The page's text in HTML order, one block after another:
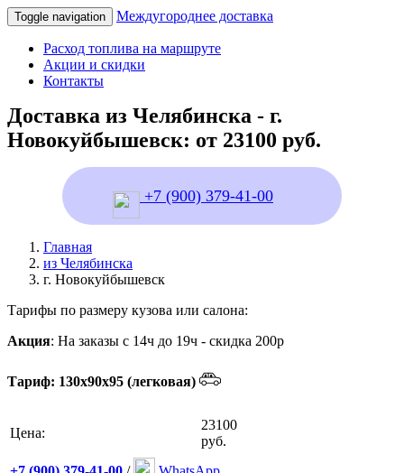
Toggle navigation Междугороднее доставка
Расход топлива на маршруте
Акции и скидки
Контакты
Доставка из Челябинска - г.
Новокуйбышевск: от 23100 руб.
+7 (900) 379-41-00
Главная
из Челябинска
г. Новокуйбышевск
Тарифы по размеру кузова или салона:
Акция: На заказы с 14ч до 19ч - скидка 200р
Тариф: 130х90х95 (легковая)
Цена:
23100
руб.